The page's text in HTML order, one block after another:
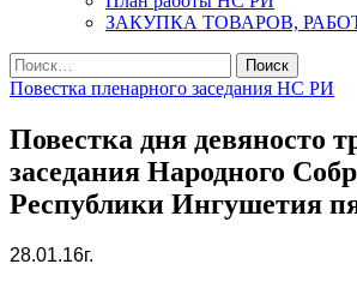
ЗАКУПКА ТОВАРОВ,
Найти:
Повестка пленарного заседания НС РИ
Повестка дня девяносто
заседания Народного
Республики Ингушетия
28.01.16г.